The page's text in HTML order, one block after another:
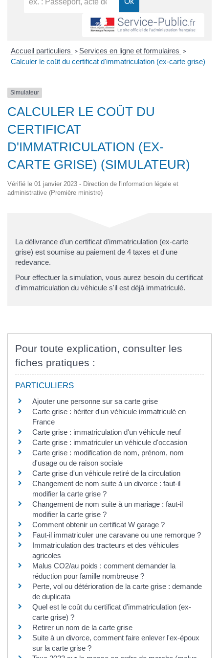
Accueil particuliers > Services en ligne et formulaires >
Calculer le coût du certificat d'immatriculation (ex-carte grise)
Simulateur
CALCULER LE COÛT DU
CERTIFICAT
D'IMMATRICULATION (EX-
CARTE GRISE) (SIMULATEUR)
Vérifié le 01 janvier 2023 - Direction de l'information légale et
administrative (Première ministre)
La délivrance d'un certificat d'immatriculation (ex-carte
grise) est soumise au paiement de 4 taxes et d'une
redevance.
Pour effectuer la simulation, vous aurez besoin du certificat
d'immatriculation du véhicule s'il est déjà immatriculé.
Pour toute explication, consulter les
fiches pratiques :
PARTICULIERS
Ajouter une personne sur sa carte grise
Carte grise : hériter d'un véhicule immatriculé en
France
Carte grise : immatriculation d'un véhicule neuf
Carte grise : immatriculer un véhicule d'occasion
Carte grise : modification de nom, prénom, nom
d'usage ou de raison sociale
Carte grise d'un véhicule retiré de la circulation
Changement de nom suite à un divorce : faut-il
modifier la carte grise ?
Changement de nom suite à un mariage : faut-il
modifier la carte grise ?
Comment obtenir un certificat W garage ?
Faut-il immatriculer une caravane ou une remorque ?
Immatriculation des tracteurs et des véhicules
agricoles
Malus CO2/au poids : comment demander la
réduction pour famille nombreuse ?
Perte, vol ou détérioration de la carte grise : demande
de duplicata
Quel est le coût du certificat d'immatriculation (ex-
carte grise) ?
Retirer un nom de la carte grise
Suite à un divorce, comment faire enlever l'ex-époux
sur la carte grise ?